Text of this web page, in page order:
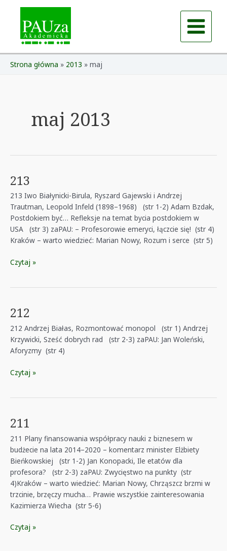
Main
Menu
Strona główna 2013 maj
maj 2013
213
213 Iwo Białynicki-Birula, Ryszard Gajewski i Andrzej
Trautman, Leopold Infeld (1898–1968) (str 1-2) Adam Bzdak,
Postdokiem być… Refleksje na temat bycia postdokiem w
USA (str 3) zaPAU: – Profesorowie emeryci, łączcie się! (str 4)
Kraków – warto wiedzieć: Marian Nowy, Rozum i serce (str 5)
213
Czytaj »
212
212 Andrzej Białas, Rozmontować monopol (str 1) Andrzej
Krzywicki, Sześć dobrych rad (str 2-3) zaPAU: Jan Woleński,
Aforyzmy (str 4)
212
Czytaj »
211
211 Plany finansowania współpracy nauki z biznesem w
budżecie na lata 2014–2020 – komentarz minister Elżbiety
Bieńkowskiej (str 1-2) Jan Konopacki, Ile etatów dla
profesora? (str 2-3) zaPAU: Zwycięstwo na punkty (str
4)Kraków – warto wiedzieć: Marian Nowy, Chrząszcz brzmi w
trzcinie, brzęczy mucha… Prawie wszystkie zainteresowania
Kazimierza Wiecha (str 5-6)
211
Czytaj »